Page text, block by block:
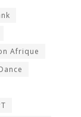
Afrique